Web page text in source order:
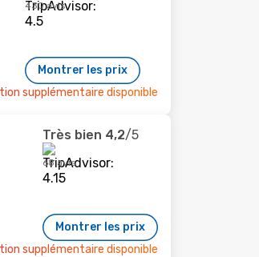
430 avis
Montrer les prix
supplémentaire disponible
Très bien 4,2/5
68 avis
Montrer les prix
supplémentaire disponible